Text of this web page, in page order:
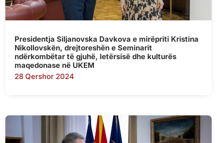
Presidentja Siljanovska Davkova e mirëpriti Kristina
Nikollovskën, drejtoreshën e Seminarit
ndërkombëtar të gjuhë, letërsisë dhe kulturës
maqedonase në UKEM
28 Qershor 2024